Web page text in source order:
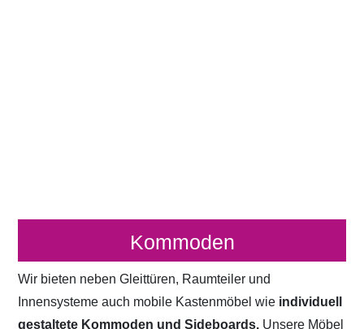
Kommoden
Wir bieten neben Gleittüren, Raumteiler und
Innensysteme auch mobile Kastenmöbel wie individuell
gestaltete Kommoden und Sideboards. Unsere Möbel